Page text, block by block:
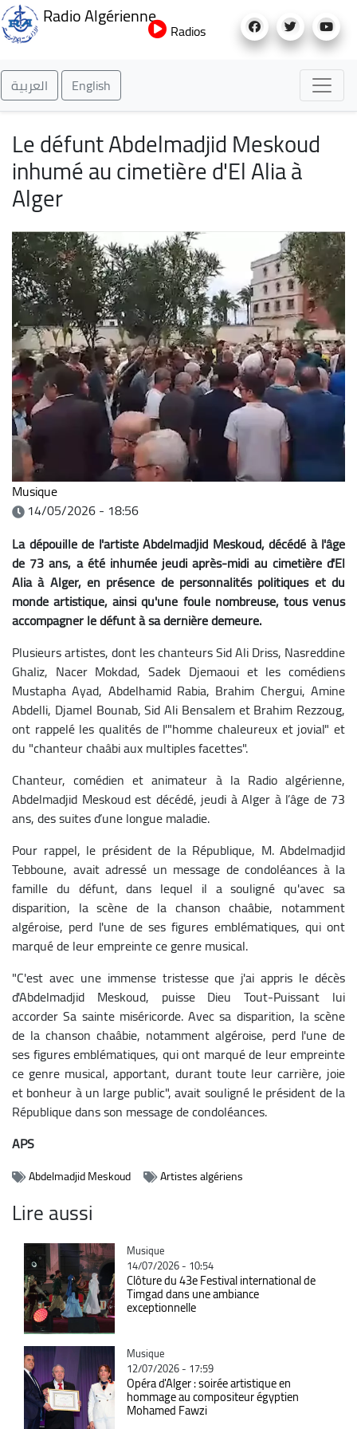
au
Radio Algérienne
Radios
العربية English
Le défunt Abdelmadjid Meskoud
inhumé au cimetière d'El Alia à
Alger
Musique
14/05/2026 - 18:56
La dépouille de l'artiste Abdelmadjid Meskoud, décédé à l'âge
de 73 ans, a été inhumée jeudi après-midi au cimetière d'El
Alia à Alger, en présence de personnalités politiques et du
monde artistique, ainsi qu'une foule nombreuse, tous venus
accompagner le défunt à sa dernière demeure.
Plusieurs artistes, dont les chanteurs Sid Ali Driss, Nasreddine
Ghaliz, Nacer Mokdad, Sadek Djemaoui et les comédiens
Mustapha Ayad, Abdelhamid Rabia, Brahim Chergui, Amine
Abdelli, Djamel Bounab, Sid Ali Bensalem et Brahim Rezzoug,
ont rappelé les qualités de l'"homme chaleureux et jovial" et
du "chanteur chaâbi aux multiples facettes".
Chanteur, comédien et animateur à la Radio algérienne,
Abdelmadjid Meskoud est décédé, jeudi à Alger à l’âge de 73
ans, des suites d’une longue maladie.
Pour rappel, le président de la République, M. Abdelmadjid
Tebboune, avait adressé un message de condoléances à la
famille du défunt, dans lequel il a souligné qu'avec sa
disparition, la scène de la chanson chaâbie, notamment
algéroise, perd l'une de ses figures emblématiques, qui ont
marqué de leur empreinte ce genre musical.
"C'est avec une immense tristesse que j'ai appris le décès
d'Abdelmadjid Meskoud, puisse Dieu Tout-Puissant lui
accorder Sa sainte miséricorde. Avec sa disparition, la scène
de la chanson chaâbie, notamment algéroise, perd l'une de
ses figures emblématiques, qui ont marqué de leur empreinte
ce genre musical, apportant, durant toute leur carrière, joie
et bonheur à un large public", avait souligné le président de la
République dans son message de condoléances.
APS
Abdelmadjid Meskoud Artistes algériens
Lire aussi
Catégorie
Musique
14/07/2026 - 10:54
Clôture du 43e Festival international de
Timgad dans une ambiance
exceptionnelle
Catégorie
Musique
12/07/2026 - 17:59
Opéra d'Alger : soirée artistique en
hommage au compositeur égyptien
Mohamed Fawzi